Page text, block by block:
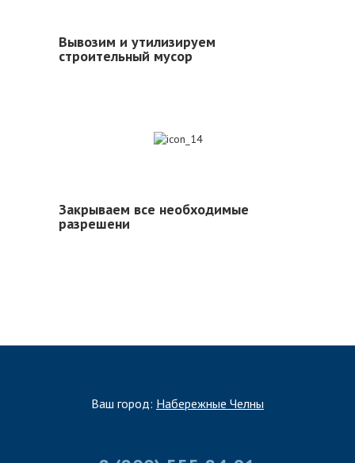
Вывозим и утилизируем
строительный мусор
Закрываем все необходимые
разрешени
Ваш город: Набережные Челны